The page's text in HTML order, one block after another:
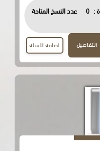
عدد النسخ المتاحة
اضافة للسلة